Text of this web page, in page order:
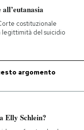
Altrecose
costituzionale
legittimità del suicidio
argomento
Elly Schlein?